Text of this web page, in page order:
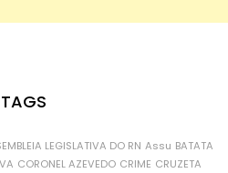
TAGS
LEGISLATIVA DO RN Assu BATATA
CORONEL AZEVEDO CRIME CRUZETA